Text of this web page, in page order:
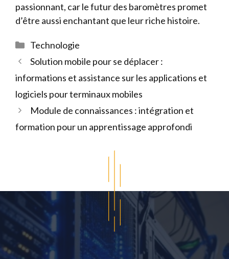
passionnant, car le futur des baromètres promet
d’être aussi enchantant que leur riche histoire.
Catégories
Technologie
Solution mobile pour se déplacer :
informations et assistance sur les applications et
logiciels pour terminaux mobiles
Module de connaissances : intégration et
formation pour un apprentissage approfondi